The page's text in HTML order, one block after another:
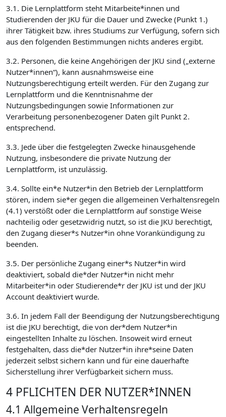
3.1. Die Lernplattform steht Mitarbeite*innen und
Studierenden der JKU für die Dauer und Zwecke (Punkt 1.)
ihrer Tätigkeit bzw. ihres Studiums zur Verfügung, sofern sich
aus den folgenden Bestimmungen nichts anderes ergibt.
3.2. Personen, die keine Angehörigen der JKU sind („externe
Nutzer*innen“), kann ausnahmsweise eine
Nutzungsberechtigung erteilt werden. Für den Zugang zur
Lernplattform und die Kenntnisnahme der
Nutzungsbedingungen sowie Informationen zur
Verarbeitung personenbezogener Daten gilt Punkt 2.
entsprechend.
3.3. Jede über die festgelegten Zwecke hinausgehende
Nutzung, insbesondere die private Nutzung der
Lernplattform, ist unzulässig.
3.4. Sollte ein*e Nutzer*in den Betrieb der Lernplattform
stören, indem sie*er gegen die allgemeinen Verhaltensregeln
(4.1) verstößt oder die Lernplattform auf sonstige Weise
nachteilig oder gesetzwidrig nutzt, so ist die JKU berechtigt,
den Zugang dieser*s Nutzer*in ohne Vorankündigung zu
beenden.
3.5. Der persönliche Zugang einer*s Nutzer*in wird
deaktiviert, sobald die*der Nutzer*in nicht mehr
Mitarbeiter*in oder Studierende*r der JKU ist und der JKU
Account deaktiviert wurde.
3.6. In jedem Fall der Beendigung der Nutzungsberechtigung
ist die JKU berechtigt, die von der*dem Nutzer*in
eingestellten Inhalte zu löschen. Insoweit wird erneut
festgehalten, dass die*der Nutzer*in ihre*seine Daten
jederzeit selbst sichern kann und für eine dauerhafte
Sicherstellung ihrer Verfügbarkeit sichern muss.
4 PFLICHTEN DER NUTZER*INNEN
4.1 Allgemeine Verhaltensregeln